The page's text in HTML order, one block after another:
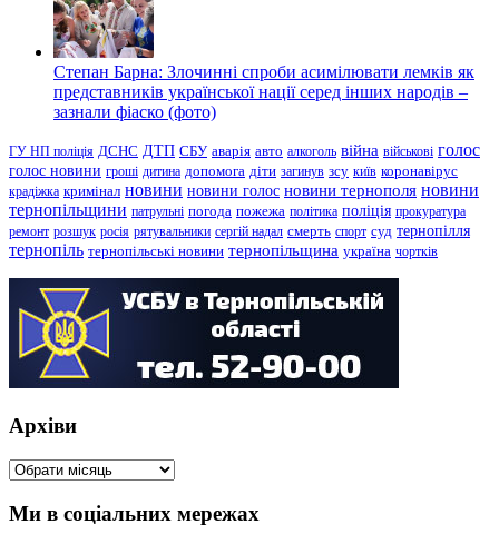
Степан Барна: Злочинні спроби асимілювати лемків як
представників української нації серед інших народів –
зазнали фіаско (фото)
ГУ НП поліція ДСНС ДТП СБУ аварія авто алкоголь війна військові голос
голос новини гроші дитина допомога діти загинув зсу київ коронавірус
крадіжка кримінал новини новини голос новини тернополя новини
тернопільщини патрульні погода пожежа політика поліція прокуратура
ремонт розшук росія рятувальники сергій надал смерть спорт суд тернопілля
тернопіль тернопільські новини тернопільщина україна чортків
Архіви
Архіви
Ми в соціальних мережах